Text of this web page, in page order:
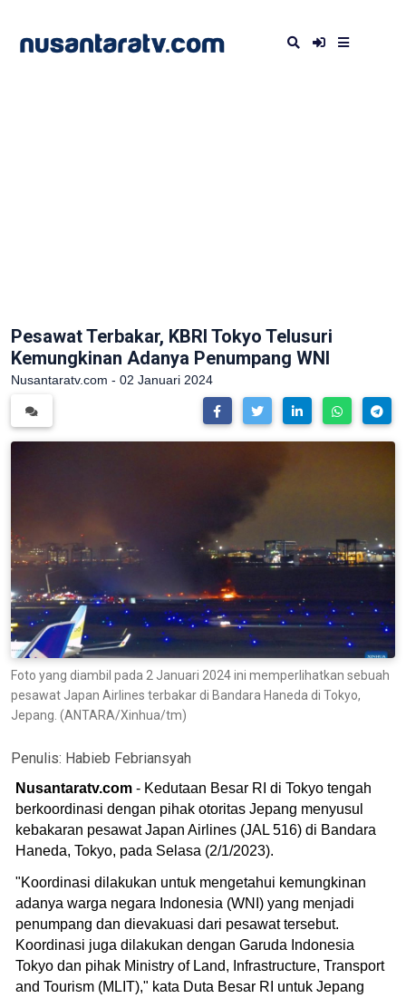
Pesawat Terbakar, KBRI Tokyo Telusuri
Kemungkinan Adanya Penumpang WNI
Nusantaratv.com - 02 Januari 2024
Foto yang diambil pada 2 Januari 2024 ini memperlihatkan sebuah
pesawat Japan Airlines terbakar di Bandara Haneda di Tokyo,
Jepang. (ANTARA/Xinhua/tm)
Penulis: Habieb Febriansyah
Nusantaratv.com - Kedutaan Besar RI di Tokyo tengah
berkoordinasi dengan pihak otoritas Jepang menyusul
kebakaran pesawat Japan Airlines (JAL 516) di Bandara
Haneda, Tokyo, pada Selasa (2/1/2023).
"Koordinasi dilakukan untuk mengetahui kemungkinan
adanya warga negara Indonesia (WNI) yang menjadi
penumpang dan dievakuasi dari pesawat tersebut.
Koordinasi juga dilakukan dengan Garuda Indonesia
Tokyo dan pihak Ministry of Land, Infrastructure, Transport
and Tourism (MLIT)," kata Duta Besar RI untuk Jepang